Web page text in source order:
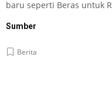
baru seperti Beras untuk
Sumber
Berita